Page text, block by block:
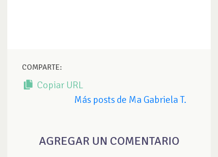
COMPARTE:
Copiar URL
Más posts de Ma Gabriela T.
AGREGAR UN COMENTARIO